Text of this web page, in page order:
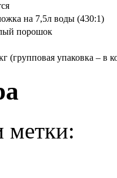
на 7,5л воды (430:1)
порошок
(групповая упаковка – в
метки: